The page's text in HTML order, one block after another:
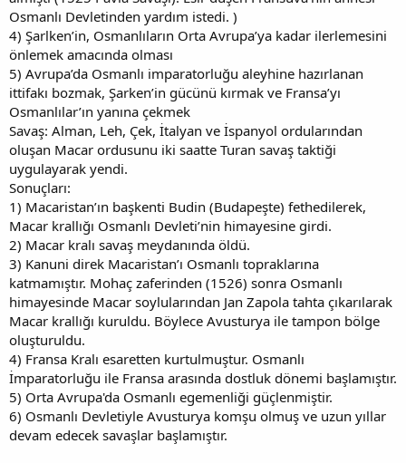
Osmanlı Devletinden yardım istedi. )
4) Şarlken’in, Osmanlıların Orta Avrupa’ya kadar ilerlemesini
önlemek amacında olması
5) Avrupa’da Osmanlı imparatorluğu aleyhine hazırlanan
ittifakı bozmak, Şarken’in gücünü kırmak ve Fransa’yı
Osmanlılar’ın yanına çekmek
Savaş: Alman, Leh, Çek, İtalyan ve İspanyol ordularından
oluşan Macar ordusunu iki saatte Turan savaş taktiği
uygulayarak yendi.
Sonuçları:
1) Macaristan’ın başkenti Budin (Budapeşte) fethedilerek,
Macar krallığı Osmanlı Devleti’nin himayesine girdi.
2) Macar kralı savaş meydanında öldü.
3) Kanuni direk Macaristan’ı Osmanlı topraklarına
katmamıştır. Mohaç zaferinden (1526) sonra Osmanlı
himayesinde Macar soylularından Jan Zapola tahta çıkarılarak
Macar krallığı kuruldu. Böylece Avusturya ile tampon bölge
oluşturuldu.
4) Fransa Kralı esaretten kurtulmuştur. Osmanlı
İmparatorluğu ile Fransa arasında dostluk dönemi başlamıştır.
5) Orta Avrupa'da Osmanlı egemenliği güçlenmiştir.
6) Osmanlı Devletiyle Avusturya komşu olmuş ve uzun yıllar
devam edecek savaşlar başlamıştır.